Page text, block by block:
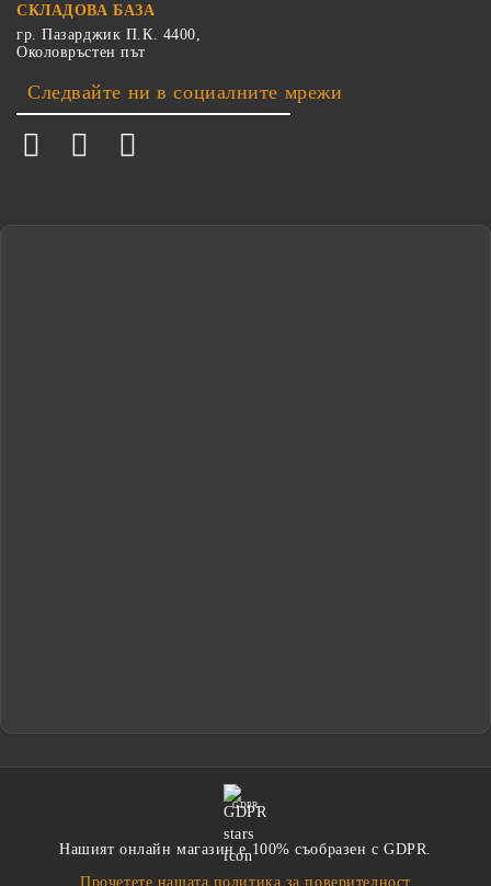
СКЛАДОВА БАЗА
гр. Пазарджик П.К. 4400,
Околовръстен път
Следвайте ни в социалните мрежи
GDPR
Нашият онлайн магазин е 100% съобразен с GDPR.
Прочетете нашата политика за поверителност